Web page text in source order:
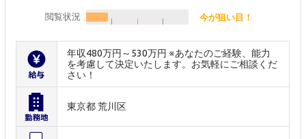
閲覧状況 今が狙い目！
年収480万円～530万円 ※あなたのご経験、能力
を考慮して決定いたします。お気軽にご相談くだ
さい！
東京都 荒川区